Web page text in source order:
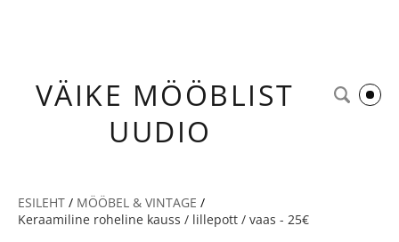
VÄIKE MÖÖBLIST
UUDIO
ESILEHT / MÖÖBEL & VINTAGE /
Keraamiline roheline kauss / lillepott / vaas - 25€